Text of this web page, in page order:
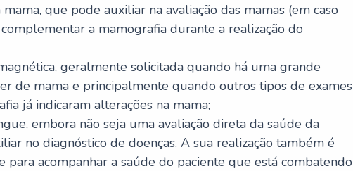
que pode auxiliar na avaliação das mamas (em caso
a mamografia durante a realização do
geralmente solicitada quando há uma grande
de mama e principalmente quando outros tipos de exames
já indicaram alterações na mama;
embora não seja uma avaliação direta da saúde da
no diagnóstico de doenças. A sua realização também é
para acompanhar a saúde do paciente que está combatendo